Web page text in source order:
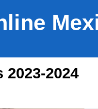
2024